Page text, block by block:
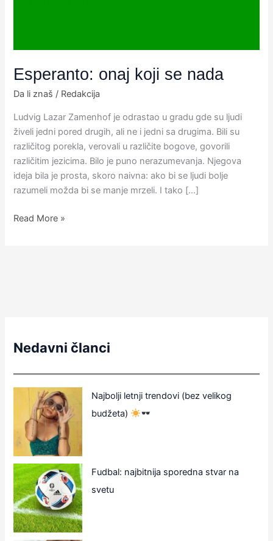
Esperanto: onaj koji se nada
Da li znaš / Redakcija
Ludvig Lazar Zamenhof je odrastao u gradu gde su ljudi
živeli jedni pored drugih, ali ne i jedni sa drugima. Bili su
različitog porekla, verovali u različite bogove, govorili
različitim jezicima. Bilo je puno nerazumevanja. Njegova
ideja bila je prosta, skoro naivna: ako bi se ljudi bolje
razumeli možda bi se manje mrzeli. I tako […]
Read More »
Nedavni članci
Najbolji letnji trendovi (bez velikog
budžeta)
Fudbal: najbitnija sporedna stvar na
svetu